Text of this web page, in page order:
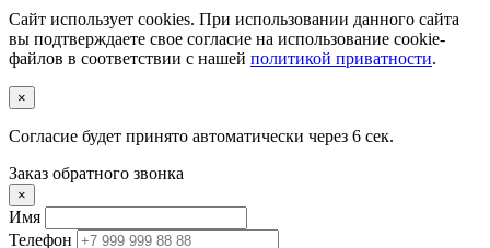
Сайт использует cookies. При использовании данного сайта
вы подтверждаете свое согласие на использование cookie-
файлов в соответствии с нашей политикой приватности.
×
Согласие будет принято автоматически через 5 сек.
Заказ обратного звонка
×
Имя
Телефон